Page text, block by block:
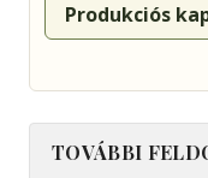
Produkciós
TOVÁBBI